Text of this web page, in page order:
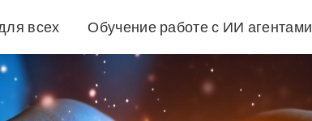
всех Обучение работе с ИИ агентами